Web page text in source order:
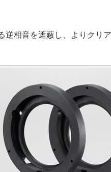
相音を遮蔽し、よりクリ